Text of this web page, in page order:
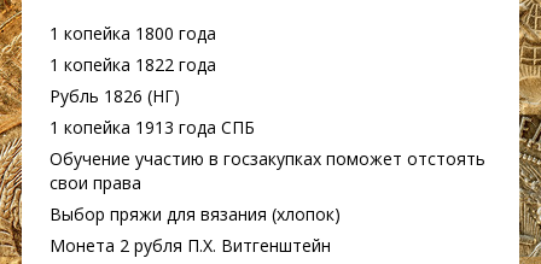
1 копейка 1800 года
1 копейка 1822 года
Рубль 1826 (НГ)
1 копейка 1913 года СПБ
Обучение участию в госзакупках поможет отстоять
свои права
Выбор пряжи для вязания (хлопок)
Монета 2 рубля П.Х. Витгенштейн